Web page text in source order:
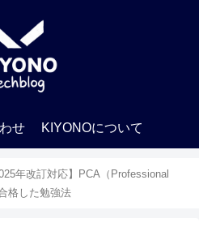
せ KIYONOについて
年改訂対応】PCA（Professional
格した勉強法